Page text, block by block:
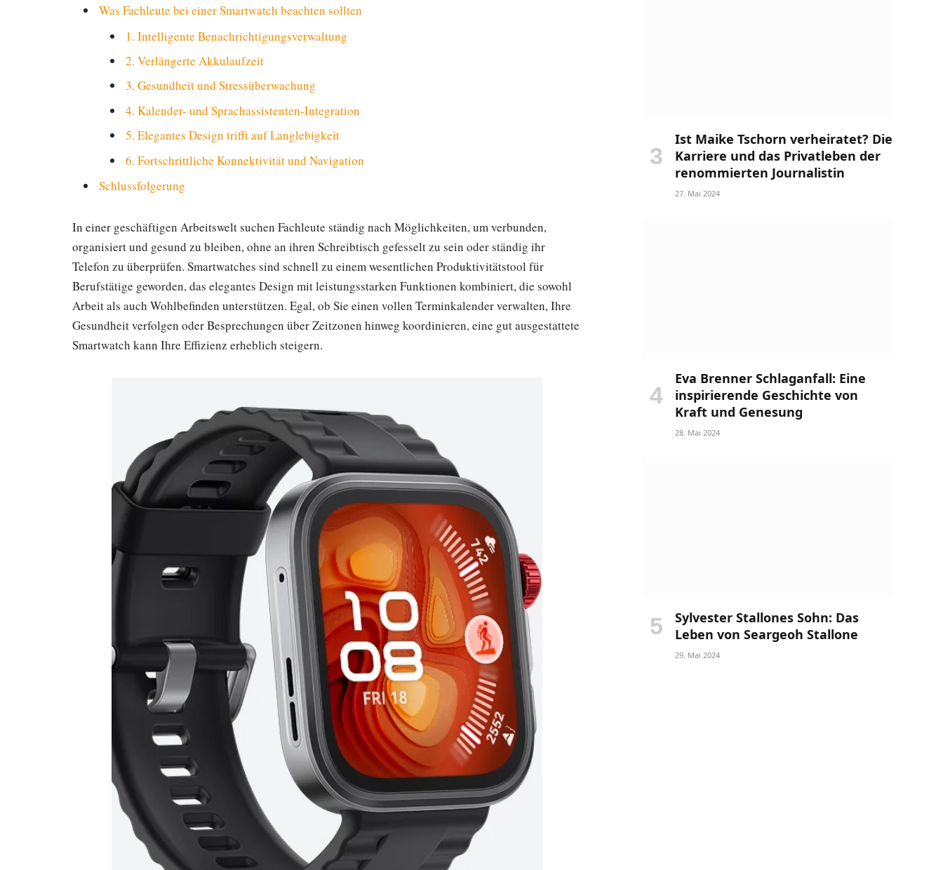
Was Fachleute bei einer Smartwatch beachten sollten
1. Intelligente Benachrichtigungsverwaltung
2. Verlängerte Akkulaufzeit
3. Gesundheit und Stressüberwachung
4. Kalender- und Sprachassistenten-Integration
5. Elegantes Design trifft auf Langlebigkeit
6. Fortschrittliche Konnektivität und Navigation
Schlussfolgerung
In einer geschäftigen Arbeitswelt suchen Fachleute ständig nach Möglichkeiten, um verbunden,
organisiert und gesund zu bleiben, ohne an ihren Schreibtisch gefesselt zu sein oder ständig ihr
Telefon zu überprüfen. Smartwatches sind schnell zu einem wesentlichen Produktivitätstool für
Berufstätige geworden, das elegantes Design mit leistungsstarken Funktionen kombiniert, die sowohl
Arbeit als auch Wohlbefinden unterstützen. Egal, ob Sie einen vollen Terminkalender verwalten, Ihre
Gesundheit verfolgen oder Besprechungen über Zeitzonen hinweg koordinieren, eine gut ausgestattete
Smartwatch kann Ihre Effizienz erheblich steigern.
Ist Maike Tschorn verheiratet? Die
Karriere und das Privatleben der
renommierten Journalistin
27. Mai 2024
Eva Brenner Schlaganfall: Eine
inspirierende Geschichte von
Kraft und Genesung
28. Mai 2024
Sylvester Stallones Sohn: Das
Leben von Seargeoh Stallone
29. Mai 2024